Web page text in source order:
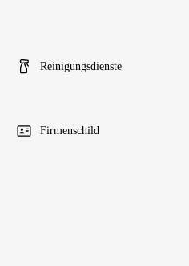
Reinigungsdienste
Firmenschild